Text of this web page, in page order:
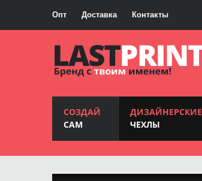
Опт Доставка Контакты
СОЗДАЙ
САМ
ДИЗАЙНЕРСКИЕ
ЧЕХЛЫ